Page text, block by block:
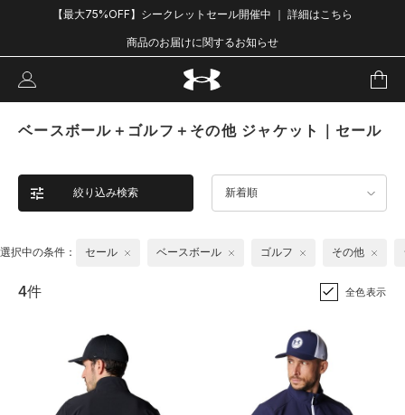
【最大75%OFF】シークレットセール開催中 ｜ 詳細はこちら
商品のお届けに関するお知らせ
ベースボール＋ゴルフ＋その他 ジャケット｜セール
絞り込み検索 新着順
選択中の条件： セール ベースボール ゴルフ その他
4件 全色表示